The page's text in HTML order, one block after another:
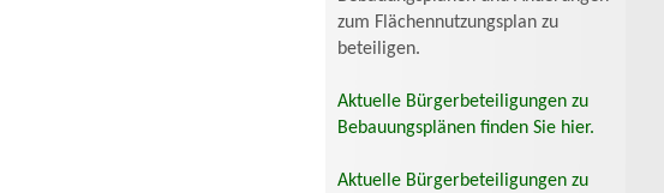
zum Flächennutzungsplan zu
beteiligen.
Aktuelle Bürgerbeteiligungen zu
Bebauungsplänen finden Sie hier.
Aktuelle Bürgerbeteiligungen zu